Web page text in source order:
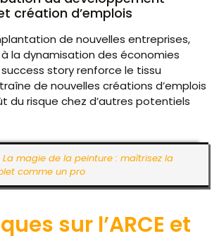
création d’emplois
de nouvelles entreprises,
à la dynamisation des économies
story renforce le tissu
de nouvelles créations d’emplois
du risque chez d’autres potentiels
La magie de la peinture : maîtrisez la
comme un pro
sur l’ARCE et